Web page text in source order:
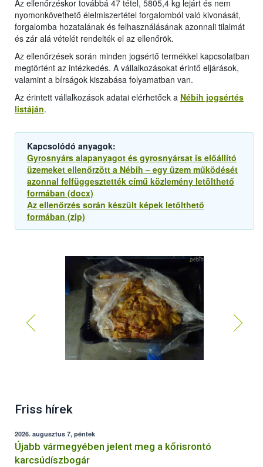
Az ellenőrzéskor továbbá 47 tétel, 5805,4 kg lejárt és nem
nyomonkövethető élelmiszertétel forgalomból való kivonását,
forgalomba hozatalának és felhasználásának azonnali tilalmát
és zár alá vételét rendelték el az ellenőrök.
Az ellenőrzések során minden jogsértő termékkel kapcsolatban
megtörtént az intézkedés. A vállalkozásokat érintő eljárások,
valamint a bírságok kiszabása folyamatban van.
Az érintett vállalkozások adatai elérhetőek a Nébih jogsértés
listáján.
Kapcsolódó anyagok:
Gyrosnyárs alapanyagot és gyrosnyársat is előállító
üzemeket ellenőrzött a Nébih – egy üzem működését
azonnal felfüggesztették című közlemény letölthető
formában (docx)
Az ellenőrzés során készült képek letölthető
formában (zip)
Friss hírek
2026. augusztus 7, péntek
Újabb vármegyében jelent meg a kőrisrontó
karcsúdíszbogár